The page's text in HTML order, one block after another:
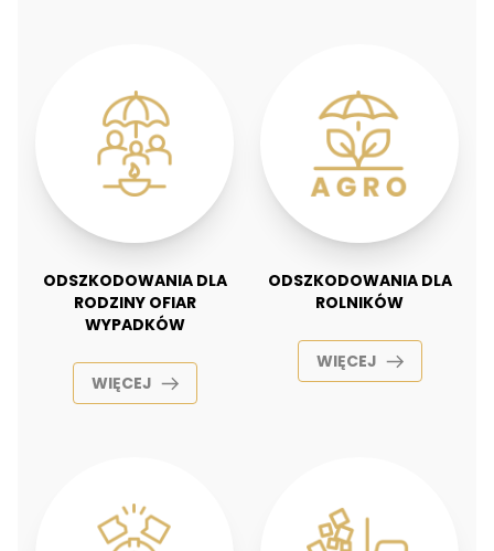
ODSZKODOWANIA DLA
RODZINY OFIAR
WYPADKÓW
WIĘCEJ
ODSZKODOWANIA DLA
ROLNIKÓW
WIĘCEJ